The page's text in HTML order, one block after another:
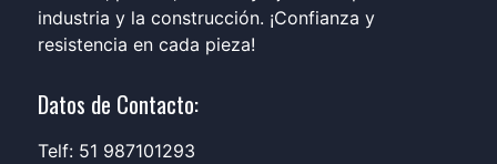
industria y la construcción. ¡Confianza y
resistencia en cada pieza!
Datos de Contacto:
Telf: 51 987101293